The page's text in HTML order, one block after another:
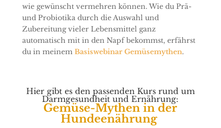
wie gewünscht vermehren können. Wie du Prä-
und Probiotika durch die Auswahl und
Zubereitung vieler Lebensmittel ganz
automatisch mit in den Napf bekommst, erfährst
du in meinem Basiswebinar Gemüsemythen.
Hier gibt es den passenden Kurs rund um
Darmgesundheit und Ernährung:
Gemüse-Mythen in der
Hundeenährung